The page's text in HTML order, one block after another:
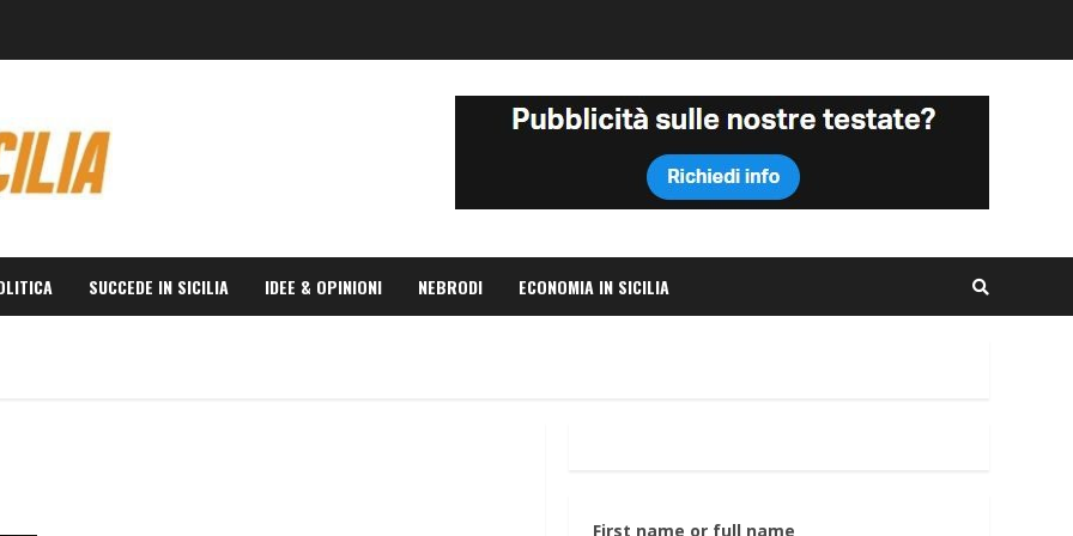
SUCCEDE IN SICILIA IDEE & OPINIONI NEBRODI ECONOMIA IN SICILIA
First name or full name